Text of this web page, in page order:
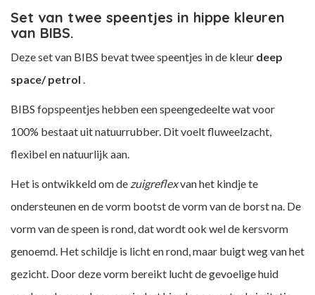
Set van twee speentjes in hippe kleuren
van BIBS.
Deze set van BIBS bevat twee speentjes in de kleur deep
space/ petrol .
BIBS fopspeentjes hebben een speengedeelte wat voor
100% bestaat uit natuurrubber. Dit voelt fluweelzacht,
flexibel en natuurlijk aan.
Het is ontwikkeld om de zuigreflexvan het kindje te
ondersteunen en de vorm bootst de vorm van de borst na. De
vorm van de speen is rond, dat wordt ook wel de kersvorm
genoemd. Het schildje is licht en rond, maar buigt weg van het
gezicht. Door deze vorm bereikt lucht de gevoelige huid